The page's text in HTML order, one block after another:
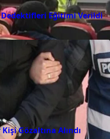
Eğitimi Verildi
Gözaltına Alındı